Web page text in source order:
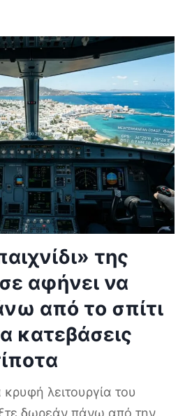
της
αφήνει να
από το σπίτι
κατεβάσεις
λειτουργία του
δωρεάν πάνω από την